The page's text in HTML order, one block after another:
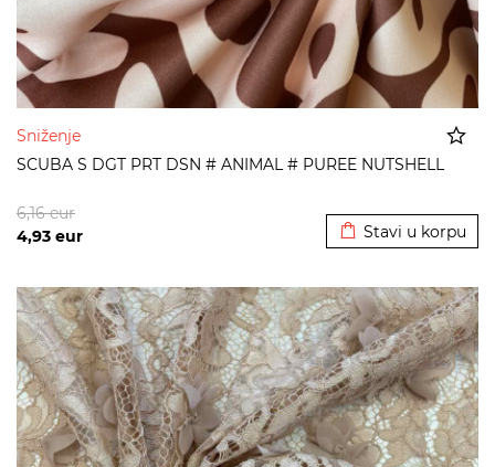
Sniženje
SCUBA S DGT PRT DSN # ANIMAL # PUREE NUTSHELL
4,93 eur
6,16eur
Stavi u korpu